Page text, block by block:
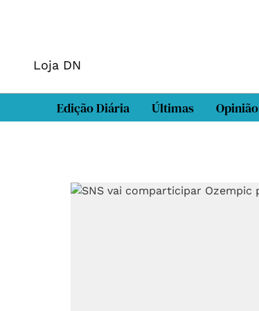
Loja DN
Edição Diária Últimas Opinião